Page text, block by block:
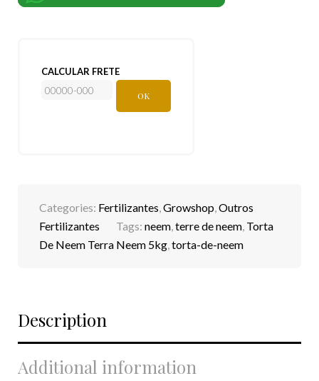
CALCULAR FRETE
OK
Categories: Fertilizantes,Growshop,Outros
Fertilizantes
Tags: neem,terre de neem, Torta
De Neem Terra Neem 5kg,torta-de-neem
Description
Additional information